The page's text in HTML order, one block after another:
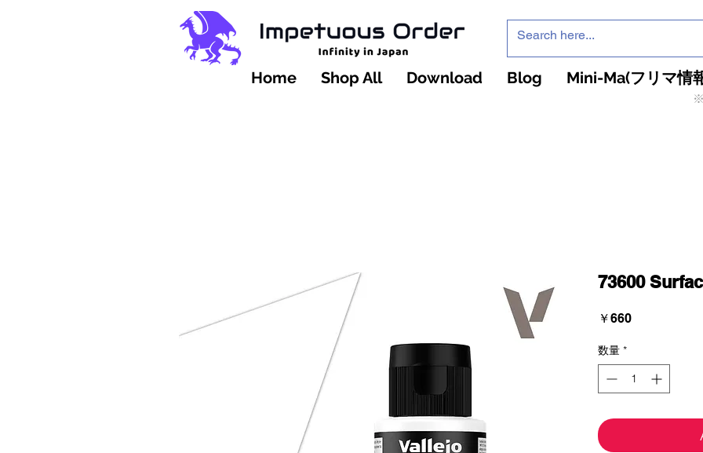
Home Shop All Download Blog Mini-Ma(フリマ情
73600
￥660価
数量 *